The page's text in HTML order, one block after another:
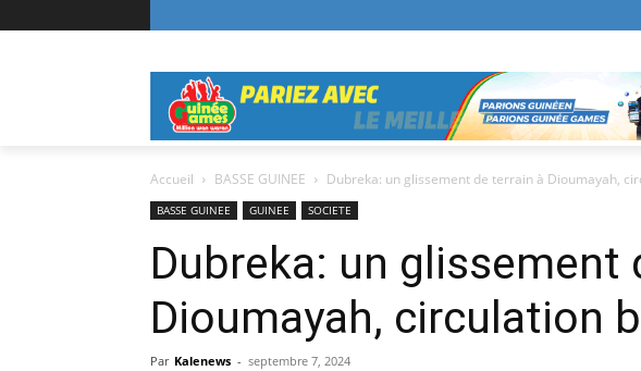
Accueil BASSE GUINEE Dubreka: un glissement de terrain à Dioumayah,
BASSE GUINEE GUINEE SOCIETE
Dubreka: un glissement
Dioumayah, circulation
Par Kalenews - septembre 7, 2024